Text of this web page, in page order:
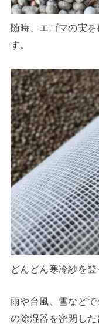
随時、エゴマの実
す。
どんどん寒冷紗を
雨や台風、雪など
の除湿器を密閉し